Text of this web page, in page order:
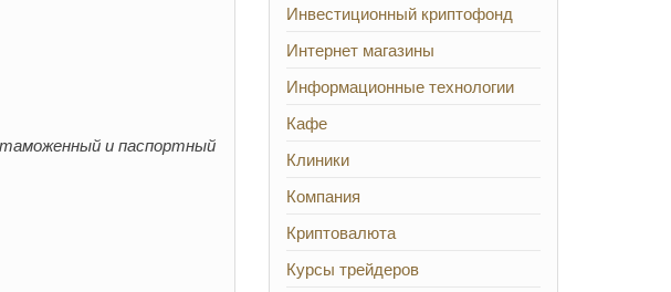
таможенный и паспортный
Инвестиционный криптофонд
Интернет магазины
Информационные технологии
Кафе
Клиники
Компания
Криптовалюта
Курсы трейдеров